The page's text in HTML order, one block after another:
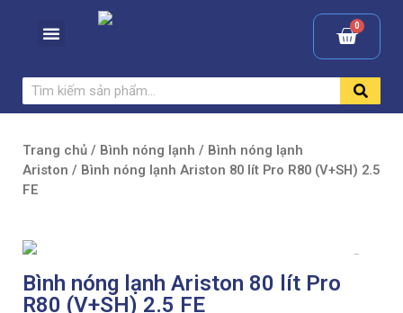
Trang chủ / Bình nóng lạnh / Bình nóng lạnh
Ariston / Bình nóng lạnh Ariston 80 lít Pro R80 (V+SH) 2.5
FE
Bình nóng lạnh Ariston 80 lít Pro
R80 (V+SH) 2.5 FE